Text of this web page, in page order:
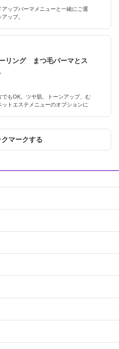
アップパーマメニューと一緒にご選
ップ。
リング まつ毛パーマとス
でもOK。ツヤ肌、トーンアップ、む
トエステメニューのオプションに
クマークする